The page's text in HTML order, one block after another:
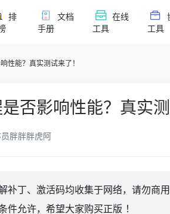
排
文档
手册
在线
工具
工具
性能？真实测试来了！
否影响性能？真实测
胖胖胖虎阿
补丁、激活码均收集于网络，请勿商
件允许，希望大家购买正版 ！